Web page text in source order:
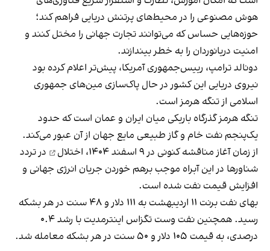
هوش مصنوعی را در محیط‌های پرتنش دریایی فراهم کند؛
حوزه‌هایی حساس که می‌توانند تجارت جهانی را مختل کنند و
امنیت دریانوردان را به خطر بیندازند.
دونالد ترامپ، رییس‌جمهوری آمریکا، پیش‌تر اعلام کرده بود
نیروی دریایی این کشور در حال پاک‌سازی مین‌های جمهوری
اسلامی از تنگه هرمز است.
تنگه هرمز گذرگاه باریکی میان ایران و عمان است که حدود
یک‌پنجم نفت خام و گاز طبیعی مایع جهان از آن عبور می‌کند.
از زمان آغاز مناقشه کنونی در ۹ اسفند ۱۴۰۴،
اختلال
در تردد
شناورها در این آبراه موجب برهم خوردن جریان انرژی جهانی و
افزایش قیمت نفت شده است.
‏بهای نفت برنت ۱۱ اردیبهشت به ۱۱۱ دلار و ۴۸ سنت در هر بشکه
رسید. همچنین نفت وست تگزاس اینترمدیت با رشد ۰.۴
درصدی، به قیمت ۱۰۵ دلار و ۵۰ سنت در هر بشکه معامله شد.